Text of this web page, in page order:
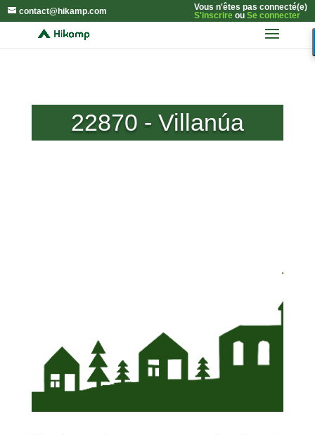
contact@hikamp.com
Vous n'êtes pas connecté(e)
S'inscrireou Se connecter
22870 - Villanúa